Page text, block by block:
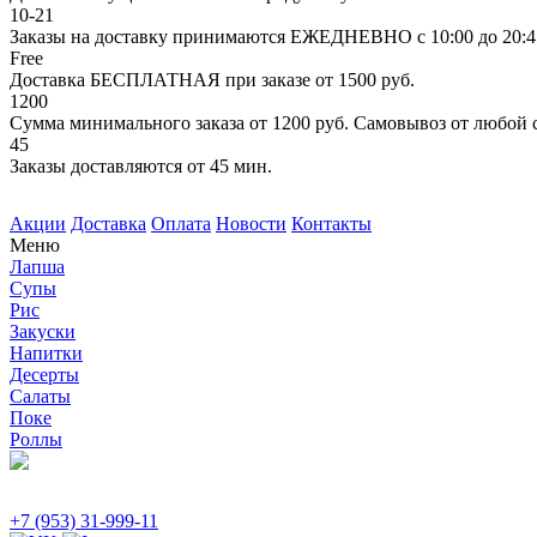
10-21
Заказы на доставку принимаются ЕЖЕДНЕВНО с 10:00 до
Free
Доставка БЕСПЛАТНАЯ при заказе от 1500 руб.
1200
Сумма минимального заказа от 1200 руб. Самовывоз от любой
45
Заказы доставляются от 45 мин.
Акции Доставка Оплата Новости Контакты
Меню
Лапша
Супы
Рис
Закуски
Напитки
Десерты
Салаты
Поке
Роллы
+7 (953) 31-999-11